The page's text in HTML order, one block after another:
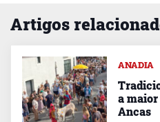
Artigos
ANADIA
a
Ancas